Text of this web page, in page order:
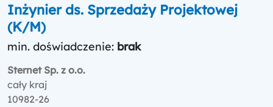
Inżynier ds. Sprzedaży Projektowej
(K/M)
min. doświadczenie: brak
Sternet Sp. z o.o.
cały kraj
10982-26